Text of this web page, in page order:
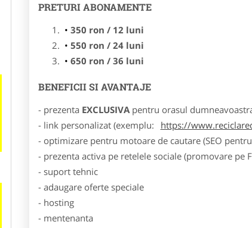
PRETURI ABONAMENTE
350 ron / 12 luni
550 ron / 24 luni
650 ron / 36 luni
BENEFICII SI AVANTAJE
- prezenta EXCLUSIVApentru orasul
- link personalizat (exemplu:
https://
- optimizare pentru motoare de cautare (SEO
- prezenta activa pe retelele sociale (promovare pe
- suport tehnic
- adaugare oferte speciale
- hosting
- mentenanta